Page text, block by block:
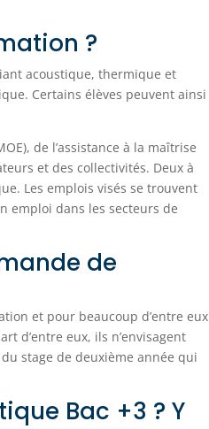
?
acoustique, thermique et
Certains élèves peuvent ainsi
de l’assistance à la maîtrise
et des collectivités. Deux à
Les emplois visés se trouvent
emploi dans les secteurs de
de
et pour beaucoup d’entre eux
d’entre eux, ils n’envisagent
stage de deuxième année qui
Bac +3 ? Y